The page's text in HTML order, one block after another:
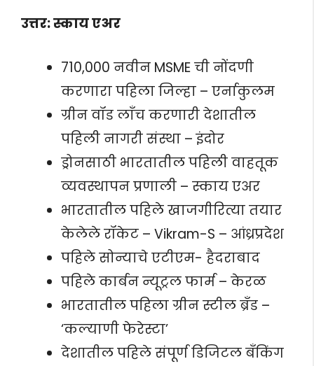
उत्तर: स्काय एअर
710,000 नवीन MSME ची नोंदणी
करणारा पहिला जिल्हा – एर्नाकुलम
ग्रीन वॉड लाँच करणारी देशातील
पहिली नागरी संस्था – इंदोर
ड्रोनसाठी भारतातील पहिली वाहतूक
व्यवस्थापन प्रणाली – स्काय एअर
भारतातील पहिले खाजगीरित्या तयार
केलेले रॉकेट – Vikram-S – आंध्रप्रदेश
पहिले सोन्याचे एटीएम- हैदराबाद
पहिले कार्बन न्यूट्रल फार्म – केरळ
भारतातील पहिला ग्रीन स्टील ब्रँड –
‘कल्याणी फेरेस्टा’
देशातील पहिले संपूर्ण डिजिटल बँकिंग